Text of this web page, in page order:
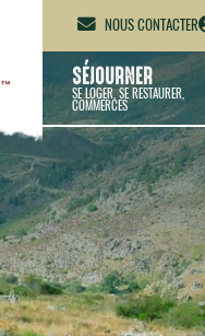
NOUS CONTACTER
SÉJOURNER
SE LOGER, SE RESTAURER,
COMMERCES